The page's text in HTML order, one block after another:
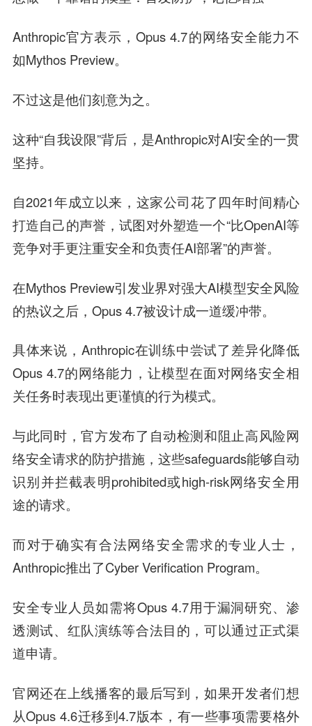
Anthropic官方表示，Opus 4.7的网络安全能力不
如Mythos Preview。
不过这是他们刻意为之。
这种“自我设限”背后，是Anthropic对AI安全的一贯
坚持。
自2021年成立以来，这家公司花了四年时间精心
打造自己的声誉，试图对外塑造一个“比OpenAI等
竞争对手更注重安全和负责任AI部署”的声誉。
在Mythos Preview引发业界对强大AI模型安全风险
的热议之后，Opus 4.7被设计成一道缓冲带。
具体来说，Anthropic在训练中尝试了差异化降低
Opus 4.7的网络能力，让模型在面对网络安全相
关任务时表现出更谨慎的行为模式。
与此同时，官方发布了自动检测和阻止高风险网
络安全请求的防护措施，这些safeguards能够自动
识别并拦截表明prohibited或high-risk网络安全用
途的请求。
而对于确实有合法网络安全需求的专业人士，
Anthropic推出了Cyber Verification Program。
安全专业人员如需将Opus 4.7用于漏洞研究、渗
透测试、红队演练等合法目的，可以通过正式渠
道申请。
官网还在上线播客的最后写到，如果开发者们想
从Opus 4.6迁移到4.7版本，有一些事项需要格外